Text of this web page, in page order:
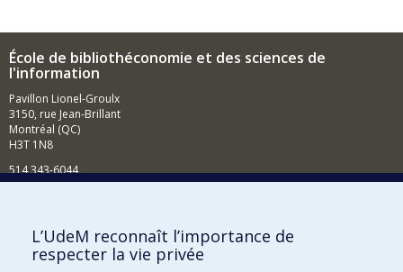
École de bibliothéconomie et des sciences de
l'information
Pavillon Lionel-Groulx
3150, rue Jean-Brillant
Montréal (QC)
H3T 1N8
514 343-6044
Comment soutenir l'École?
BESOIN D'AIDE?
L’UdeM reconnaît l’importance de
respecter la vie privée